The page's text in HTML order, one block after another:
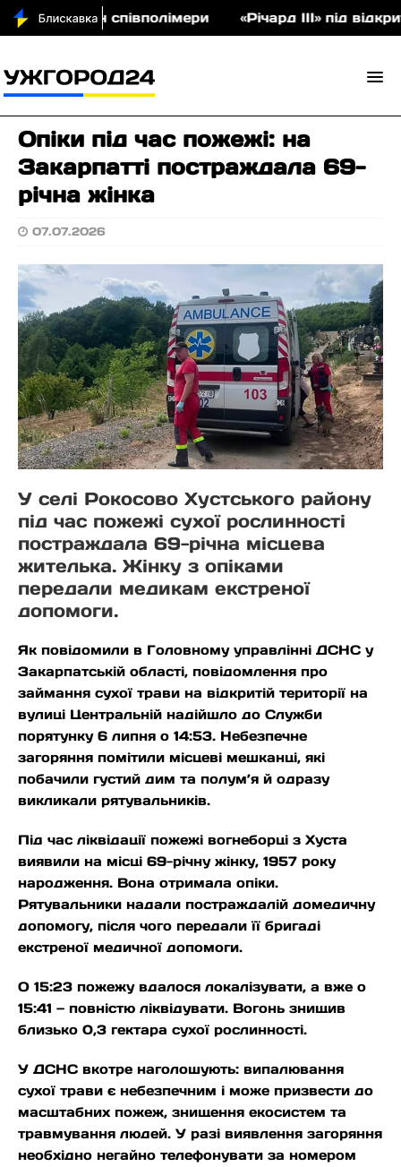
аукціон співполімери «Річард ІІІ» під
Опіки під час пожежі: на
Закарпатті постраждала 69-
річна жінка
07.07.2026
У селі Рокосово Хустського району
під час пожежі сухої рослинності
постраждала 69-річна місцева
жителька. Жінку з опіками
передали медикам екстреної
допомоги.
Як повідомили в Головному управлінні ДСНС у
Закарпатській області, повідомлення про
займання сухої трави на відкритій території на
вулиці Центральній надійшло до Служби
порятунку 6 липня о 14:53. Небезпечне
загоряння помітили місцеві мешканці, які
побачили густий дим та полум’я й одразу
викликали рятувальників.
Під час ліквідації пожежі вогнеборці з Хуста
виявили на місці 69-річну жінку, 1957 року
народження. Вона отримала опіки.
Рятувальники надали постраждалій домедичну
допомогу, після чого передали її бригаді
екстреної медичної допомоги.
О 15:23 пожежу вдалося локалізувати, а вже о
15:41 — повністю ліквідувати. Вогонь знищив
близько 0,3 гектара сухої рослинності.
У ДСНС вкотре наголошують: випалювання
сухої трави є небезпечним і може призвести до
масштабних пожеж, знищення екосистем та
травмування людей. У разі виявлення загоряння
необхідно негайно телефонувати за номером